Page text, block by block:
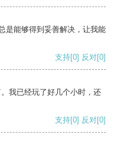
是能够得到妥善解决，让我能
支持[0] 反对[0]
我已经玩了好几个小时，还
支持[0] 反对[0]